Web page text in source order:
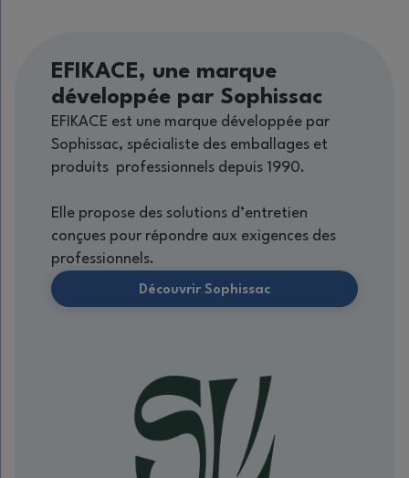
EFIKACE, une marque
développée par Sophissac
EFIKACE est une marque développée par
Sophissac, spécialiste des emballages et
produits professionnels depuis 1990.
Elle propose des solutions d’entretien
conçues pour répondre aux exigences des
professionnels.
Découvrir Sophissac